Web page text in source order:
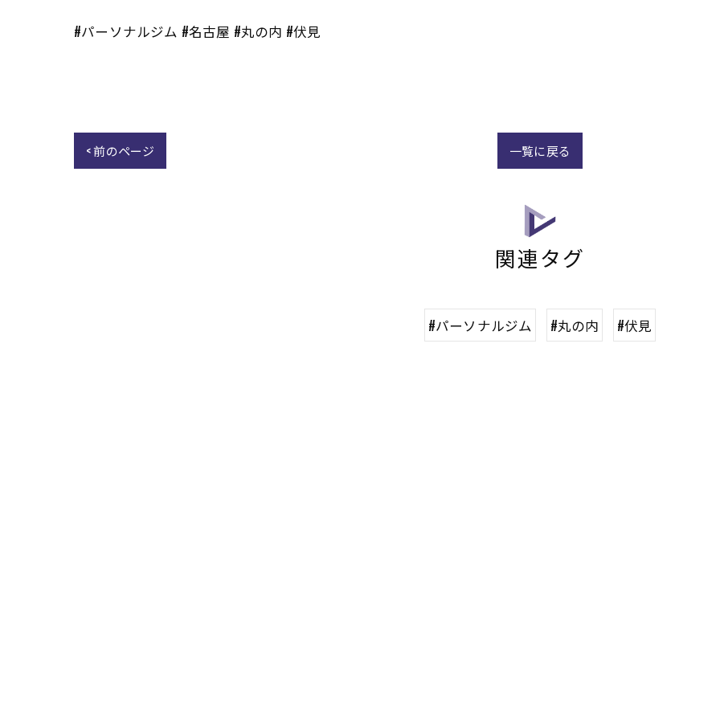
#パーソナルジム #名古屋 #丸の内 #伏見
< 前のページ 一覧に戻る
関連タグ
#パーソナルジム #丸の内 #伏見